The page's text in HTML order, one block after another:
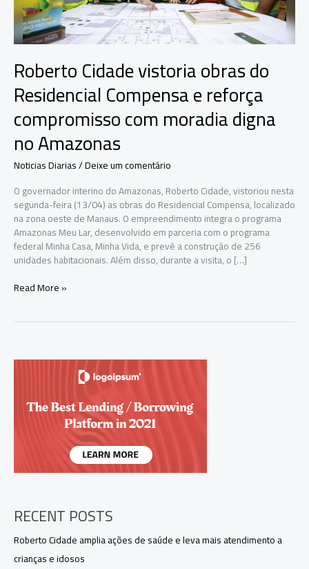
Roberto Cidade vistoria obras do
Residencial Compensa e reforça
compromisso com moradia digna
no Amazonas
Noticias Diarias/Deixe um comentário
O governador interino do Amazonas, Roberto Cidade, vistoriou nesta
segunda-feira (13/04) as obras do Residencial Compensa, localizado
na zona oeste de Manaus. O empreendimento integra o programa
Amazonas Meu Lar, desenvolvido em parceria com o programa
federal Minha Casa, Minha Vida, e prevê a construção de 256
unidades habitacionais. Além disso, durante a visita, o […]
Roberto
Residencial
reforça
compromisso
Read More »
RECENT POSTS
Roberto Cidade amplia ações de saúde e leva mais atendimento a
crianças e idosos